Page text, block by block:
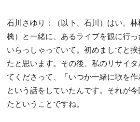
石川さゆり：（以下、石川）はい。
檎）と一緒に、あるライブを観に行
いらっしゃっていて。初めましてと
たと思います。その後、私のリサイ
てくださって、「いつか一緒に歌を作
という話をしていたんです。それが
たということですね。